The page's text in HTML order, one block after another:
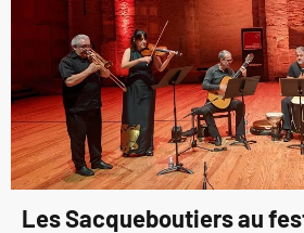
Les Sacqueboutiers au